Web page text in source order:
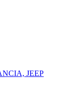
JEEP